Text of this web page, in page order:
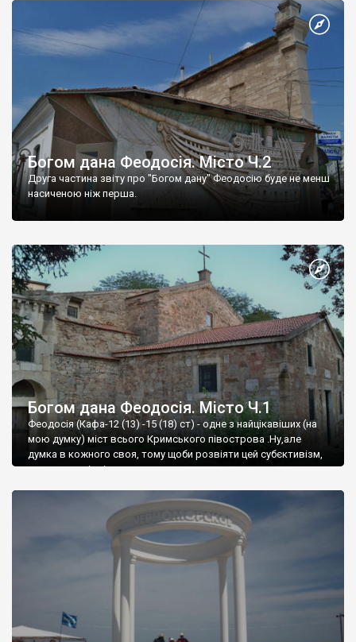
Богом дана Феодосія. Місто Ч.2
Друга частина звіту про "Богом дану" Феодосію буде не менш
насиченою ніж перша.
Богом дана Феодосія. Місто Ч.1
Феодосія (Кафа-12 (13) -15 (18) ст) - одне з найцікавіших (на
мою думку) міст всього Кримського півострова .Ну,але
думка в кожного своя, тому щоби розвіяти цей субєктивізм,
запрошую відвідати це